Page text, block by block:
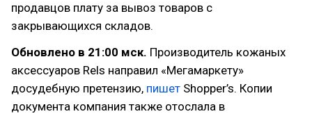
продавцов плату за вывоз товаров с
закрывающихся складов.
Обновлено в 21:00 мск. Производитель кожаных
аксессуаров Rels направил «Мегамаркету»
досудебную претензию, пишет Shopper’s. Копии
документа компания также отослала в